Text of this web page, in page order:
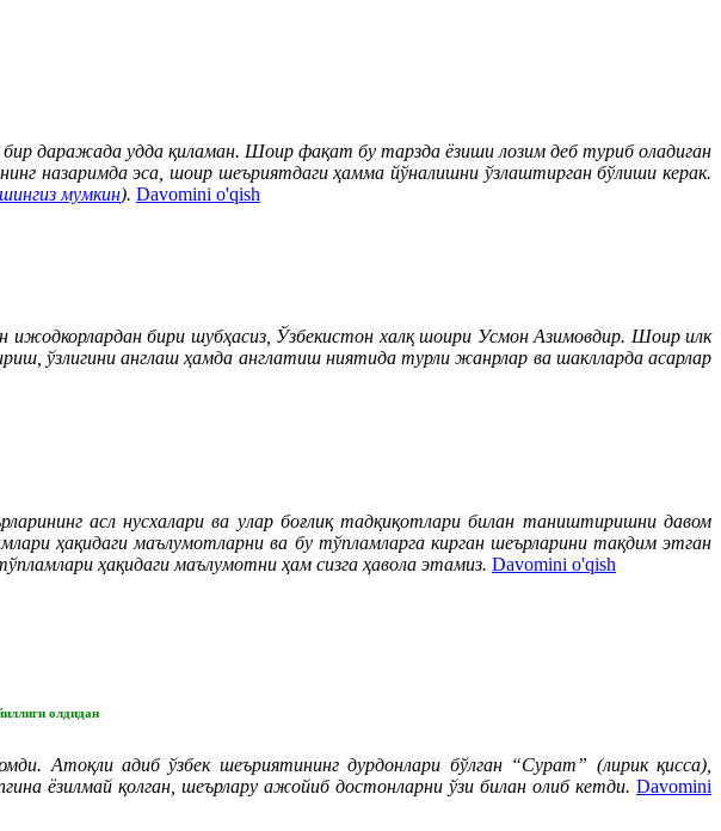
даражада удда қиламан. Шоир фақат бу тарзда ёзиши лозим деб туриб оладиган
назаримда эса, шоир шеъриятдаги ҳамма йўналишни ўзлаштирган бўлиши керак.
мумкин). Davomini o'qish
ижодкорлардан бири шубҳасиз, Ўзбекистон халқ шоири Усмон Азимовдир. Шоир илк
ўзлигини англаш ҳамда англатиш ниятида турли жанрлар ва шаклларда асарлар
асл нусхалари ва улар боғлиқ тадқиқотлари билан таништиришни давом
ҳақидаги маълумотларни ва бу тўпламларга кирган шеърларини тақдим этган
ҳақидаги маълумотни ҳам сизга ҳавола этамиз. Davomini o'qish
олдидан
Атоқли адиб ўзбек шеъриятининг дурдонлари бўлган “Сурат” (лирик қисса),
ёзилмай қолган, шеърлару ажойиб достонларни ўзи билан олиб кетди. Davomini